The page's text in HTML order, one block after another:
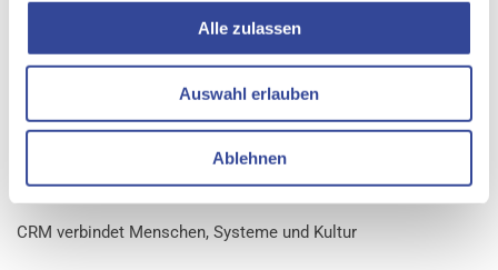
Alle zulassen
Auswahl erlauben
Ablehnen
Die Aziende Industriali di Lugano (AIL) SA ist der größte Strom-,
kontinuierliche Arbeit im Dienst des Kunden und das Bestreben,
die Unternehmensprodukte zu den besten technischen und
wirtschaftlichen Konditionen anzubieten, sind die Leitziele des
Unternehmens.
CRM verbindet Menschen, Systeme und Kultur